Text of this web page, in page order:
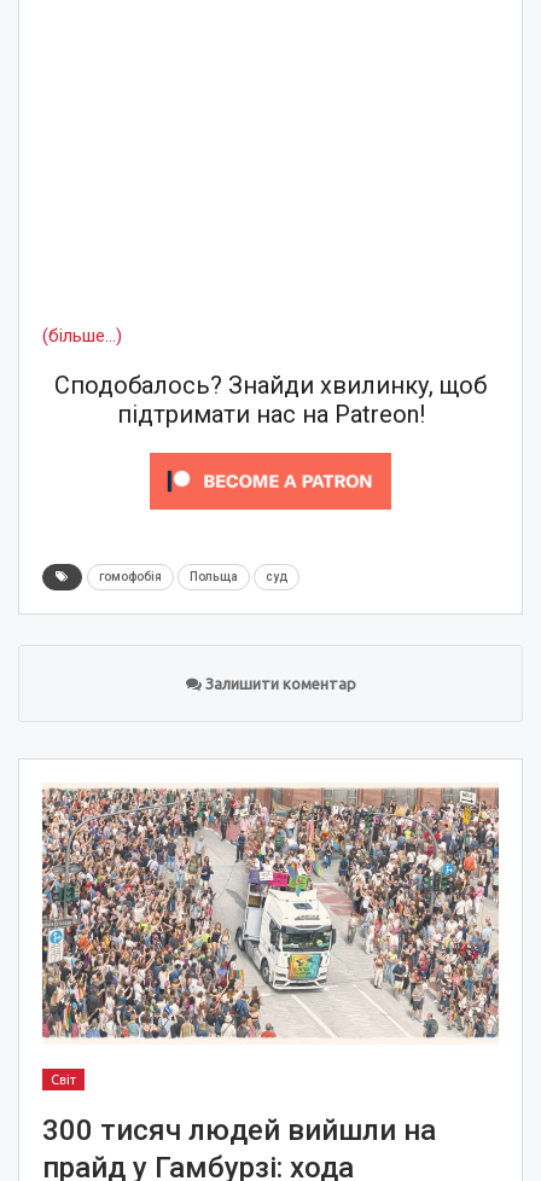
(більше…)
Сподобалось? Знайди хвилинку, щоб
підтримати нас на Patreon!
гомофобія Польща суд
Залишити коментар
Світ
300 тисяч людей вийшли на
прайд у Гамбурзі: хода